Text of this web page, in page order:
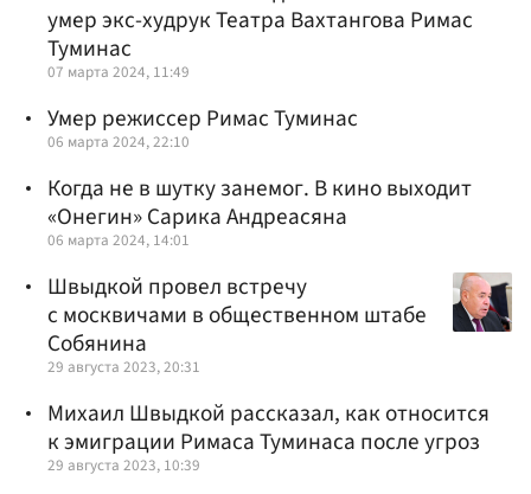
умер экс-худрук Театра Вахтангова Римас
Туминас
07 марта 2024, 11:49
Умер режиссер Римас Туминас
06 марта 2024, 22:10
Когда не в шутку занемог. В кино выходит
«Онегин» Сарика Андреасяна
06 марта 2024, 14:01
Швыдкой провел встречу
с москвичами в общественном штабе
Собянина
29 августа 2023, 20:31
Михаил Швыдкой рассказал, как относится
к эмиграции Римаса Туминаса после угроз
29 августа 2023, 10:39